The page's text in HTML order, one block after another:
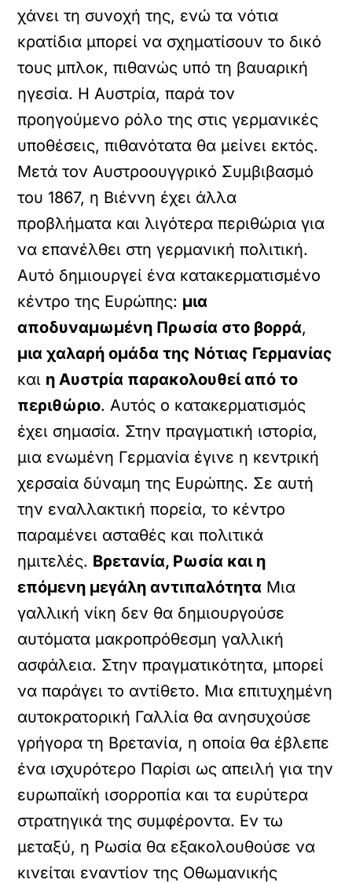
χάνει τη συνοχή της, ενώ τα νότια
κρατίδια μπορεί να σχηματίσουν το δικό
τους μπλοκ, πιθανώς υπό τη βαυαρική
ηγεσία. Η Αυστρία, παρά τον
προηγούμενο ρόλο της στις γερμανικές
υποθέσεις, πιθανότατα θα μείνει εκτός.
Μετά τον Αυστροουγγρικό Συμβιβασμό
του 1867, η Βιέννη έχει άλλα
προβλήματα και λιγότερα περιθώρια για
να επανέλθει στη γερμανική πολιτική.
Αυτό δημιουργεί ένα κατακερματισμένο
κέντρο της Ευρώπης: μια
αποδυναμωμένη Πρωσία στο βορρά,
μια χαλαρή ομάδα της Νότιας Γερμανίας
και η Αυστρία παρακολουθεί από το
περιθώριο. Αυτός ο κατακερματισμός
έχει σημασία. Στην πραγματική ιστορία,
μια ενωμένη Γερμανία έγινε η κεντρική
χερσαία δύναμη της Ευρώπης. Σε αυτή
την εναλλακτική πορεία, το κέντρο
παραμένει ασταθές και πολιτικά
ημιτελές. Βρετανία, Ρωσία και η
επόμενη μεγάλη αντιπαλότητα Μια
γαλλική νίκη δεν θα δημιουργούσε
αυτόματα μακροπρόθεσμη γαλλική
ασφάλεια. Στην πραγματικότητα, μπορεί
να παράγει το αντίθετο. Μια επιτυχημένη
αυτοκρατορική Γαλλία θα ανησυχούσε
γρήγορα τη Βρετανία, η οποία θα έβλεπε
ένα ισχυρότερο Παρίσι ως απειλή για την
ευρωπαϊκή ισορροπία και τα ευρύτερα
στρατηγικά της συμφέροντα. Εν τω
μεταξύ, η Ρωσία θα εξακολουθούσε να
κινείται εναντίον της Οθωμανικής